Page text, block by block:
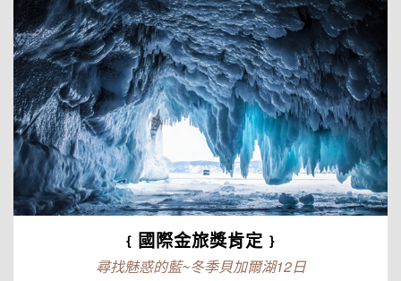
﹛國際金旅獎肯定﹜
尋找魅惑的藍~冬季貝加爾湖12日